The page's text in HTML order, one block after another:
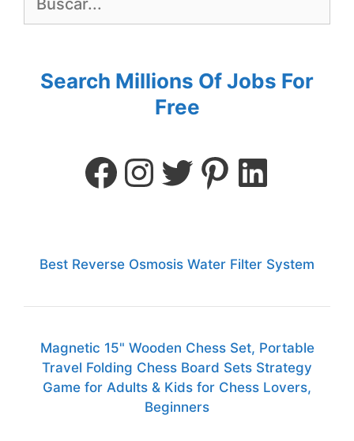
Search Millions Of Jobs For
Free
Best Reverse Osmosis Water Filter System
Magnetic 15" Wooden Chess Set, Portable
Travel Folding Chess Board Sets Strategy
Game for Adults & Kids for Chess Lovers,
Beginners